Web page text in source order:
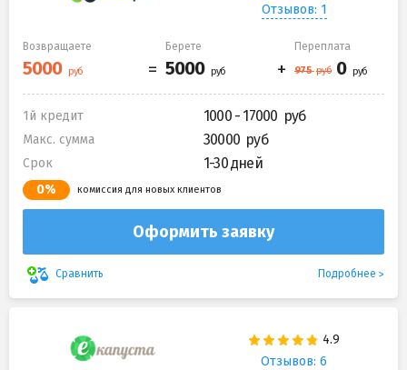
Отзывов: 1
Возвращаете Берете Переплата
1й кредит 1000 - 17000
Макс. сумма 30000
Срок 1-30 дней
0% комиссия для новых клиентов
Оформить заявку
Сравнить Подробнее
Отзывов: 6